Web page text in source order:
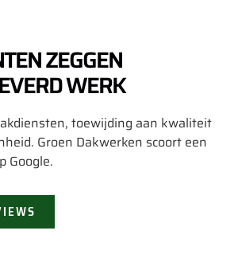
ZEGGEN
WERK
toewijding aan kwaliteit
Groen Dakwerken scoort een
Google.